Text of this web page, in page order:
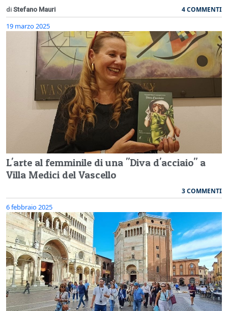
di Stefano Mauri 4 COMMENTI
19 marzo 2025
L'arte al femminile di una "Diva d'acciaio" a
Villa Medici del Vascello
3 COMMENTI
6 febbraio 2025